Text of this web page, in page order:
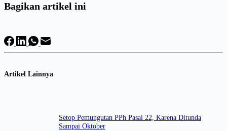
Bagikan artikel ini
Artikel Lainnya
Setop Pemungutan PPh Pasal 22, Karena Ditunda
Sampai Oktober